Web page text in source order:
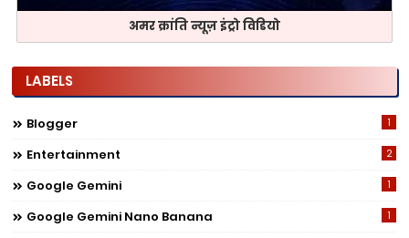
अमर क्रांति न्यूज़ इंट्रो विडियो
LABELS
Blogger 1
Entertainment 2
Google Gemini 1
Google Gemini Nano Banana 1